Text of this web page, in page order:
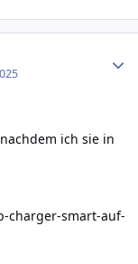
ich sie in
charger-smart-auf-